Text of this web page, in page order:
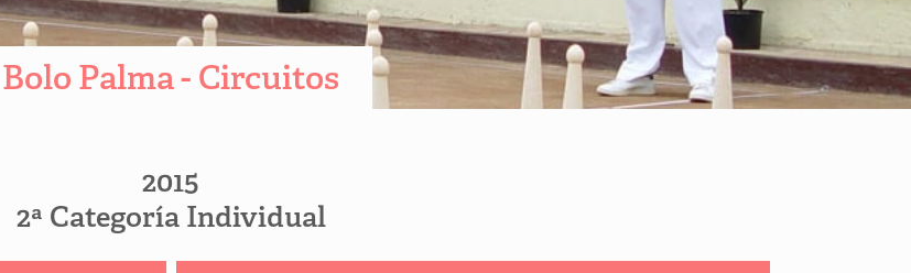
Bolo Palma - Circuitos
2015
2ª Categoría Individual